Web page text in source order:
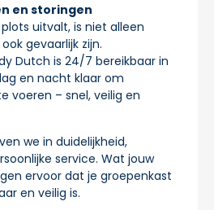
en storingen
uitvalt, is niet alleen
gevaarlijk zijn.
Dutch is 24/7 bereikbaar in
en nacht klaar om
voeren – snel, veilig en
we in duidelijkheid,
service. Wat jouw
ervoor dat je groepenkast
en veilig is.